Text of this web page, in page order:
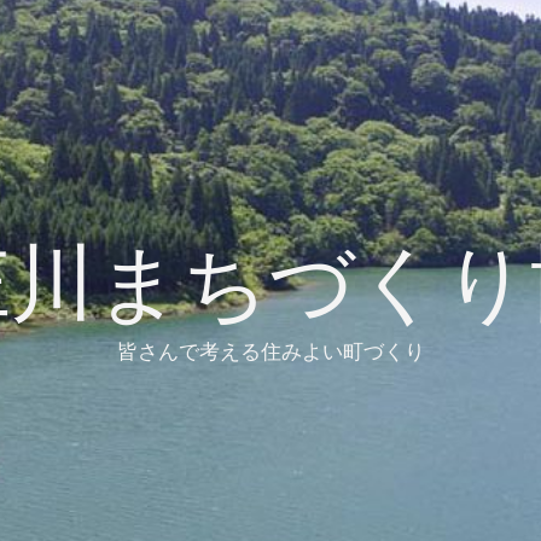
まちづく
皆さんで考える住みよい町づくり